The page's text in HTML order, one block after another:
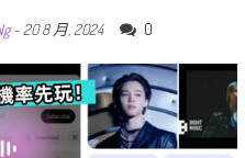
- 20 8 月, 2024 0